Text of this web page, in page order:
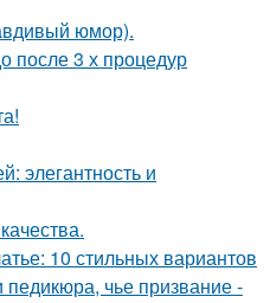
юмор).
после 3 х процедур
элегантность и
10 стильных вариантов
чье призвание -